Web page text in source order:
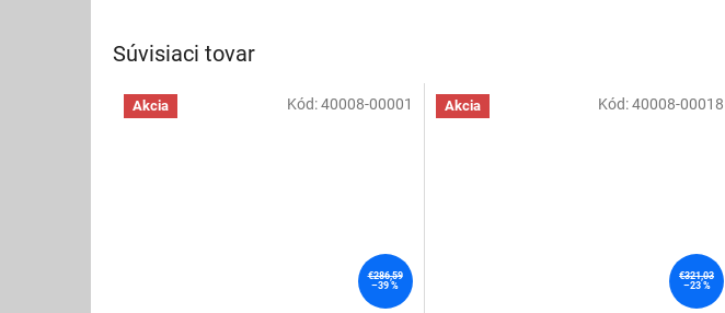
Súvisiaci tovar
Akcia
€286,59
–39 %
Kód:40008-00001 Akcia
€321,03
–23 %
Kód:40008-00018